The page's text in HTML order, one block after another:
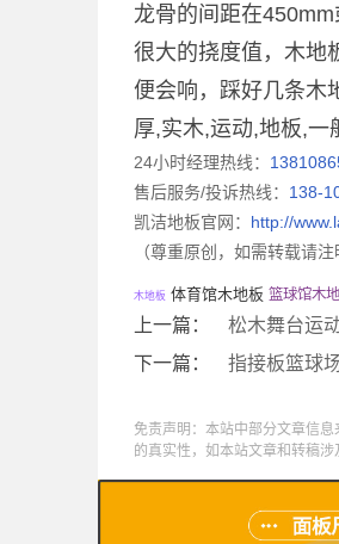
龙骨的间距在
很大的挠度值，木地
便会响，踩好几条木
厚,实木,运动,地板,一
24小时经理热线：
售后服务/投诉热线： 138-
凯洁地板官网： http://
（尊重原创，如需转载请注
木地板 体育馆木地板 篮球馆木
上一篇：
松木舞台运
下一篇：
指接板篮球
免责声明：本站中部分文章信
的真实性，如本站文章和转稿